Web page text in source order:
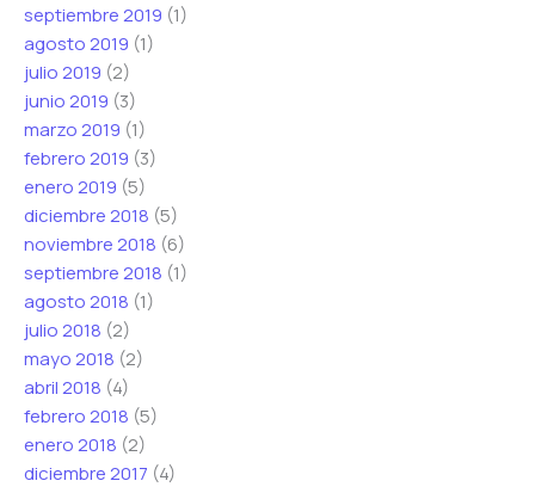
septiembre 2019 (1)
agosto 2019 (1)
julio 2019 (2)
junio 2019 (3)
marzo 2019 (1)
febrero 2019 (3)
enero 2019 (5)
diciembre 2018 (5)
noviembre 2018 (6)
septiembre 2018 (1)
agosto 2018 (1)
julio 2018 (2)
mayo 2018 (2)
abril 2018 (4)
febrero 2018 (5)
enero 2018 (2)
diciembre 2017 (4)